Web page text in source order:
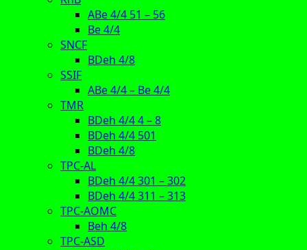
ABe 4/4 51 – 56
Be 4/4
SNCF
BDeh 4/8
SSIF
ABe 4/4 – Be 4/4
TMR
BDeh 4/4 4 – 8
BDeh 4/4 501
BDeh 4/8
TPC-AL
BDeh 4/4 301 – 302
BDeh 4/4 311 – 313
TPC-AOMC
Beh 4/8
TPC-ASD